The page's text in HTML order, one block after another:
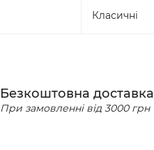
Класичні
Безкоштовна доставка
При замовленні від 3000 грн